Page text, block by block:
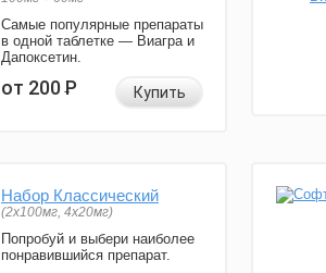
Самые популярные препараты
в одной таблетке — Виагра и
Дапоксетин.
от 200Р Купить
Набор Классический
(2x100мг, 4x20мг)
Попробуй и выбери наиболее
понравившийся препарат.